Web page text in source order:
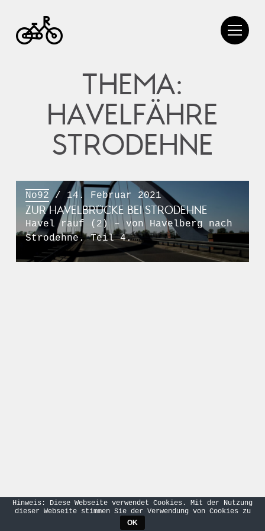
THEMA:
HAVELFÄHRE
STRODEHNE
No92 / 14. Februar 2021
ZUR HAVELBRÜCKE BEI STRODEHNE
Havel rauf (2) – von Havelberg nach
Strodehne. Teil 4.
Hinweis: Diese Webseite verwendet Cookies. Mit der Nutzung
dieser Webseite stimmen Sie der Verwendung von Cookies zu
OK